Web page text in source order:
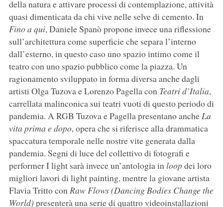
della natura e attivare processi di contemplazione, attività
quasi dimenticata da chi vive nelle selve di cemento. In
Fino a qui, Daniele Spanò propone invece una riflessione
sull’architettura come superficie che separa l’interno
dall’esterno, in questo caso uno spazio intimo come il
teatro con uno spazio pubblico come la piazza. Un
ragionamento sviluppato in forma diversa anche dagli
artisti Olga Tuzova e Lorenzo Pagella conTeatri d’Italia,
carrellata malinconica sui teatri vuoti di questo periodo di
pandemia. A RGB Tuzova e Pagella presentano ancheLa
vita prima e dopo, opera che si riferisce alla drammatica
spaccatura temporale nelle nostre vite generata dalla
pandemia. Segni di luce del collettivo di fotografi e
performer I light sarà invece un’antologia inloopdei loro
migliori lavori di light painting, mentre la giovane artista
Flavia Tritto conRaw Flows (Dancing Bodies Change the
World) presenterà una serie di quattro videoinstallazioni